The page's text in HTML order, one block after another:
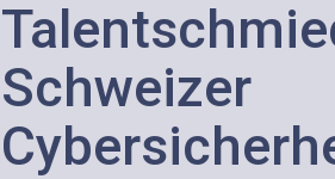
Schweizer